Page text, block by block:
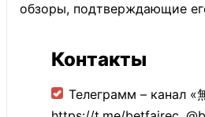
обзоры, подтверждающие
Контакты
Телеграмм – канал «